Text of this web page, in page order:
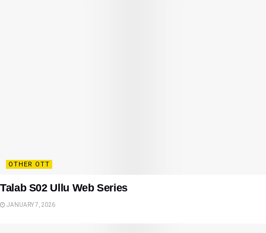
OTHER OTT
Talab S02 Ullu Web Series
JANUARY 7, 2026